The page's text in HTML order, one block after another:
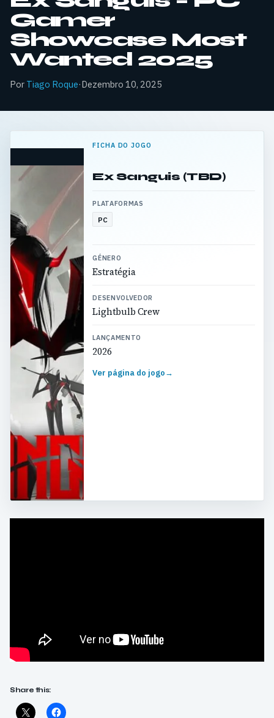
Gamer
Showcase Most
Wanted 2025
Por Tiago Roque·Dezembro 10, 2025
FICHA DO JOGO
Ex Sanguis (TBD)
PLATAFORMAS
PC
GÉNERO
Estratégia
DESENVOLVEDOR
Lightbulb Crew
LANÇAMENTO
2026
Ver página do jogo→
Share this: